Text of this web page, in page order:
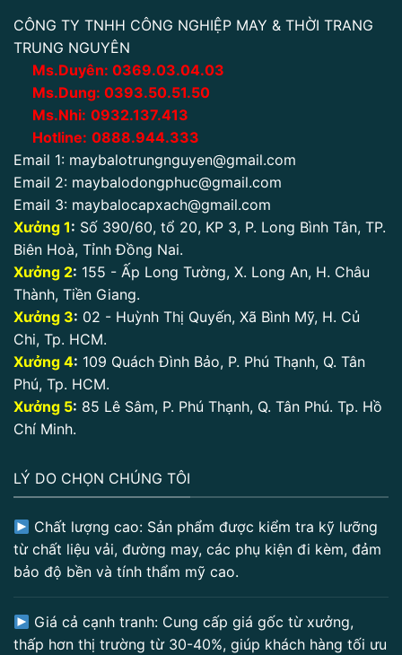
CÔNG TY TNHH CÔNG NGHIỆP MAY & THỜI TRANG
TRUNG NGUYÊN
Ms.Duyên: 0369.03.04.03
Ms.Dung: 0393.50.51.50
Ms.Nhi: 0932.137.413
Hotline: 0888.944.333
Email 1: maybalotrungnguyen@gmail.com
Email 2: maybalodongphuc@gmail.com
Email 3: maybalocapxach@gmail.com
Xưởng 1: Số 390/60, tổ 20, KP 3, P. Long Bình Tân, TP.
Biên Hoà, Tỉnh Đồng Nai.
Xưởng 2: 155 - Ấp Long Tường, X. Long An, H. Châu
Thành, Tiền Giang.
Xưởng 3: 02 - Huỳnh Thị Quyến, Xã Bình Mỹ, H. Củ
Chi, Tp. HCM.
Xưởng 4: 109 Quách Đình Bảo, P. Phú Thạnh, Q. Tân
Phú, Tp. HCM.
Xưởng 5: 85 Lê Sâm, P. Phú Thạnh, Q. Tân Phú. Tp. Hồ
Chí Minh.
LÝ DO CHỌN CHÚNG TÔI
Chất lượng cao: Sản phẩm được kiểm tra kỹ lưỡng
từ chất liệu vải, đường may, các phụ kiện đi kèm, đảm
bảo độ bền và tính thẩm mỹ cao.
Giá cả cạnh tranh: Cung cấp giá gốc từ xưởng,
thấp hơn thị trường từ 30-40%, giúp khách hàng tối ưu